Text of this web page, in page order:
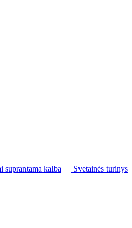
suprantama kalba
Svetainės turinys